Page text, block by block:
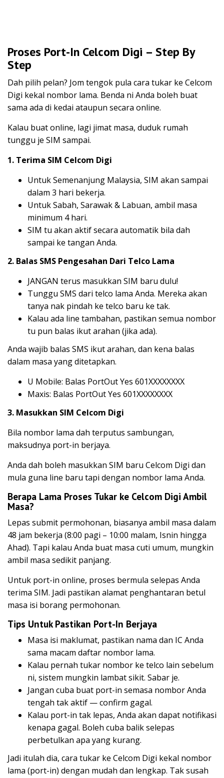
Proses Port-In Celcom Digi – Step By
Step
Dah pilih pelan? Jom tengok pula cara tukar ke Celcom
Digi kekal nombor lama. Benda ni Anda boleh buat
sama ada di kedai ataupun secara online.
Kalau buat online, lagi jimat masa, duduk rumah
tunggu je SIM sampai.
1. Terima SIM Celcom Digi
Untuk Semenanjung Malaysia, SIM akan sampai
dalam 3 hari bekerja.
Untuk Sabah, Sarawak & Labuan, ambil masa
minimum 4 hari.
SIM tu akan aktif secara automatik bila dah
sampai ke tangan Anda.
2. Balas SMS Pengesahan Dari Telco Lama
JANGAN terus masukkan SIM baru dulu!
Tunggu SMS dari telco lama Anda. Mereka akan
tanya nak pindah ke telco baru ke tak.
Kalau ada line tambahan, pastikan semua nombor
tu pun balas ikut arahan (jika ada).
Anda wajib balas SMS ikut arahan, dan kena balas
dalam masa yang ditetapkan.
U Mobile: Balas PortOut Yes 601XXXXXXXX
Maxis: Balas PortOut Yes 601XXXXXXXX
3. Masukkan SIM Celcom Digi
Bila nombor lama dah terputus sambungan,
maksudnya port-in berjaya.
Anda dah boleh masukkan SIM baru Celcom Digi dan
mula guna line baru tapi dengan nombor lama Anda.
Berapa Lama Proses Tukar ke Celcom Digi Ambil
Masa?
Lepas submit permohonan, biasanya ambil masa dalam
48 jam bekerja (8:00 pagi – 10:00 malam, Isnin hingga
Ahad). Tapi kalau Anda buat masa cuti umum, mungkin
ambil masa sedikit panjang.
Untuk port-in online, proses bermula selepas Anda
terima SIM. Jadi pastikan alamat penghantaran betul
masa isi borang permohonan.
Tips Untuk Pastikan Port-In Berjaya
Masa isi maklumat, pastikan nama dan IC Anda
sama macam daftar nombor lama.
Kalau pernah tukar nombor ke telco lain sebelum
ni, sistem mungkin lambat sikit. Sabar je.
Jangan cuba buat port-in semasa nombor Anda
tengah tak aktif — confirm gagal.
Kalau port-in tak lepas, Anda akan dapat notifikasi
kenapa gagal. Boleh cuba balik selepas
perbetulkan apa yang kurang.
Jadi itulah dia, cara tukar ke Celcom Digi kekal nombor
lama (port-in) dengan mudah dan lengkap. Tak susah